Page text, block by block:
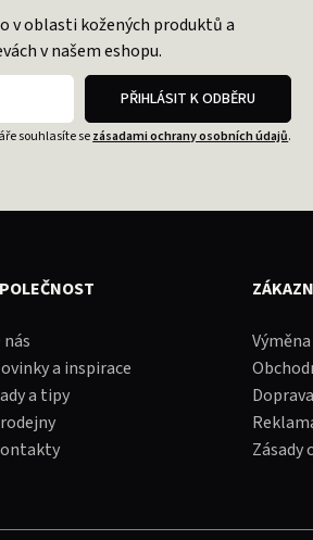
v oblasti kožených produktů a
v našem eshopu.
PŘIHLÁSIT K ODBĚRU
souhlasíte sezásadami ochrany osobních údajů.
nás
a inspirace
a tipy
Zásady